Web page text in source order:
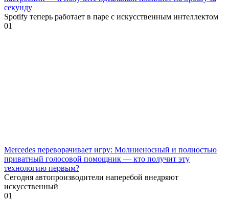
секунду
Spotify теперь работает в паре с искусственным интеллектом
01
Mercedes переворачивает игру: Молниеносный и полностью
приватный голосовой помощник — кто получит эту
технологию первым?
Сегодня автопроизводители наперебой внедряют
искусственный
01